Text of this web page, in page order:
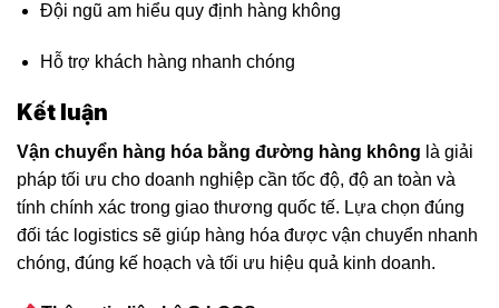
Đội ngũ am hiểu quy định hàng không
Hỗ trợ khách hàng nhanh chóng
Kết luận
Vận chuyển hàng hóa bằng đường hàng không là giải
pháp tối ưu cho doanh nghiệp cần tốc độ, độ an toàn và
tính chính xác trong giao thương quốc tế. Lựa chọn đúng
đối tác logistics sẽ giúp hàng hóa được vận chuyển nhanh
chóng, đúng kế hoạch và tối ưu hiệu quả kinh doanh.